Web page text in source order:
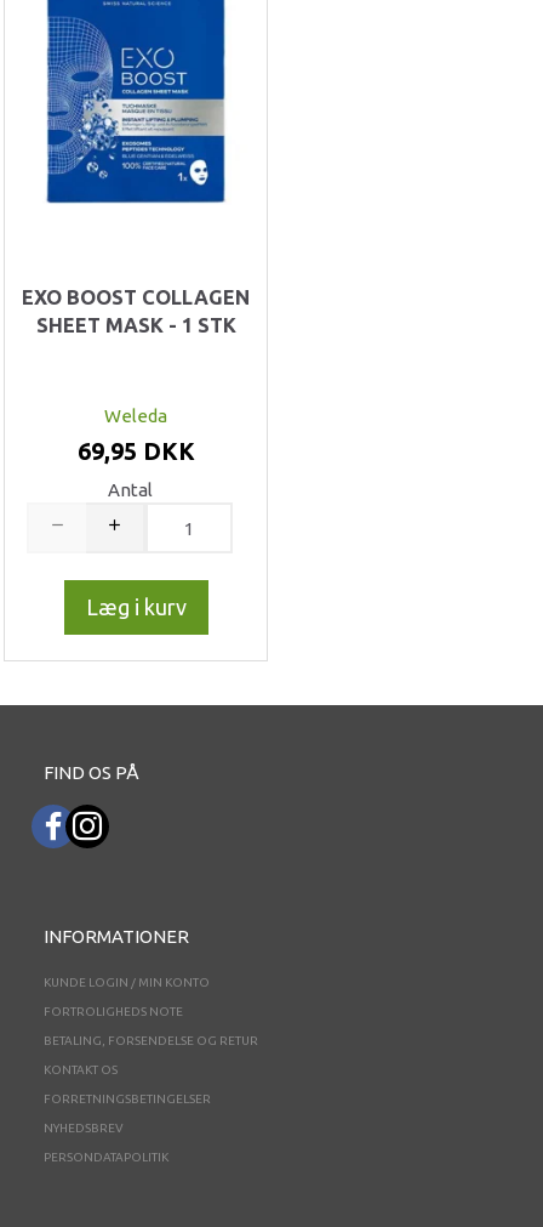
EXO BOOST COLLAGEN
SHEET MASK - 1 STK
Weleda
69,95 DKK
Antal
Læg i kurv
FIND OS PÅ
INFORMATIONER
KUNDE LOGIN / MIN KONTO
FORTROLIGHEDS NOTE
BETALING, FORSENDELSE OG RETUR
KONTAKT OS
FORRETNINGSBETINGELSER
NYHEDSBREV
PERSONDATAPOLITIK